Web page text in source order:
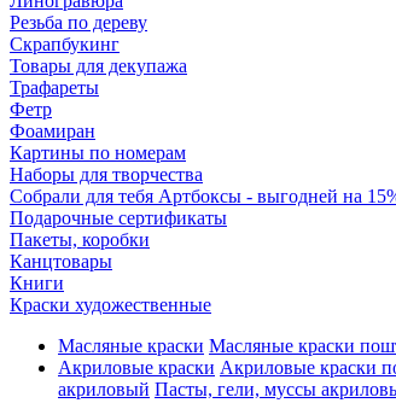
Резьба по дереву
Скрапбукинг
Товары для декупажа
Трафареты
Фетр
Фоамиран
Картины по номерам
Наборы для творчества
Собрали для тебя Артбоксы - выгодней на
Подарочные сертификаты
Пакеты, коробки
Канцтовары
Книги
Краски художественные
Масляные краски Масляные краски
Акриловые краски Акриловые краски
акриловый Пасты, гели, муссы